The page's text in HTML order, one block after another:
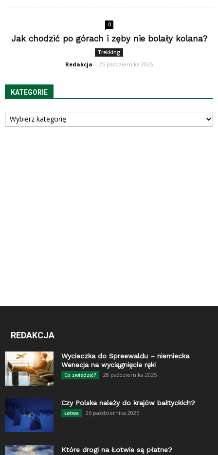
0
Jak chodzić po górach i zęby nie bolały kolana?
Trekking
Redakcja - 25 października 2025
KATEGORIE
Kategorie
REDAKCJA
Wycieczka do Spreewaldu – niemiecka
Wenecja na wyciągnięcie ręki
Co zwiedzić? 28 października 2025
Czy Polska należy do krajów bałtyckich?
Łotwa 26 października 2025
Które drogi na Łotwie są płatne?